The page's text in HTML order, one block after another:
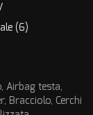
(6)
Airbag testa,
Bracciolo, Cerchi